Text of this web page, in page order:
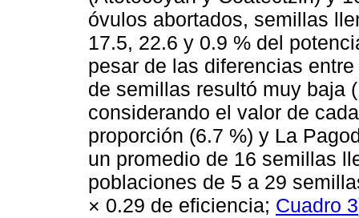
óvulos abortados, semillas
17.5, 22.6 y 0.9 % del
pesar de las diferencias
de semillas resultó muy baja
considerando el valor de
proporción (6.7 %) y La
un promedio de 16 semillas
poblaciones de 5 a 29
× 0.29 de eficiencia; Cuadro 3